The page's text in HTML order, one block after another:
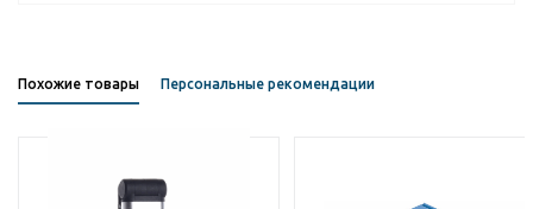
Похожие товары Персональные рекомендации